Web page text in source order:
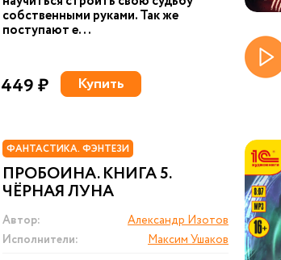
собственными руками. Так же
поступают е...
449 ₽ Купить
ФАНТАСТИКА. ФЭНТЕЗИ
ПРОБОИНА. КНИГА 5.
ЧЁРНАЯ ЛУНА
Автор:
Александр Изотов
Исполнители:
Максим Ушаков